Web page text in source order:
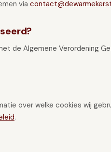
via
de Algemene Verordening
over welke cookies wij
.